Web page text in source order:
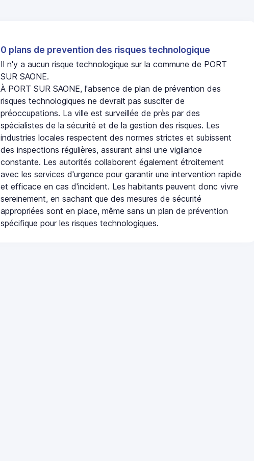
0 plans de prevention des risques technologique
Il n'y a aucun risque technologique sur la commune de PORT
SUR SAONE.
À PORT SUR SAONE, l'absence de plan de prévention des
risques technologiques ne devrait pas susciter de
préoccupations. La ville est surveillée de près par des
spécialistes de la sécurité et de la gestion des risques. Les
industries locales respectent des normes strictes et subissent
des inspections régulières, assurant ainsi une vigilance
constante. Les autorités collaborent également étroitement
avec les services d'urgence pour garantir une intervention rapide
et efficace en cas d'incident. Les habitants peuvent donc vivre
sereinement, en sachant que des mesures de sécurité
appropriées sont en place, même sans un plan de prévention
spécifique pour les risques technologiques.